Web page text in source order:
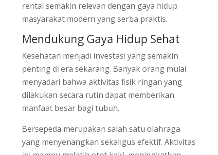
rental semakin relevan dengan gaya hidup
masyarakat modern yang serba praktis.
Mendukung Gaya Hidup Sehat
Kesehatan menjadi investasi yang semakin
penting di era sekarang. Banyak orang mulai
menyadari bahwa aktivitas fisik ringan yang
dilakukan secara rutin dapat memberikan
manfaat besar bagi tubuh.
Bersepeda merupakan salah satu olahraga
yang menyenangkan sekaligus efektif. Aktivitas